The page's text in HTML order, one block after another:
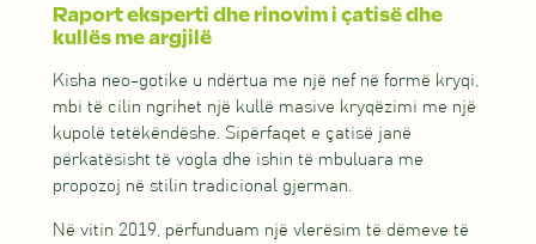
Raport eksperti dhe rinovim i çatisë dhe
kullës me argjilë
Kisha neo-gotike u ndërtua me një nef në formë kryqi,
mbi të cilin ngrihet një kullë masive kryqëzimi me një
kupolë tetëkëndëshe. Sipërfaqet e çatisë janë
përkatësisht të vogla dhe ishin të mbuluara me
propozoj në stilin tradicional gjerman.
Në vitin 2019, përfunduam një vlerësim të dëmeve të